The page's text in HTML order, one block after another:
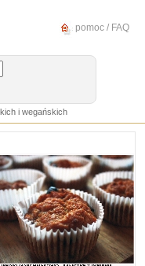
pomoc / FAQ
i wegańskich